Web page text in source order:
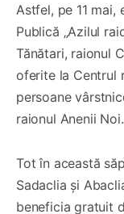
Astfel, pe 11
Publică „Azilul
Tănătari, raionul
oferite la Centrul
persoane
raionul Anenii Noi.
Tot în această
Sadaclia și
beneficia gratuit